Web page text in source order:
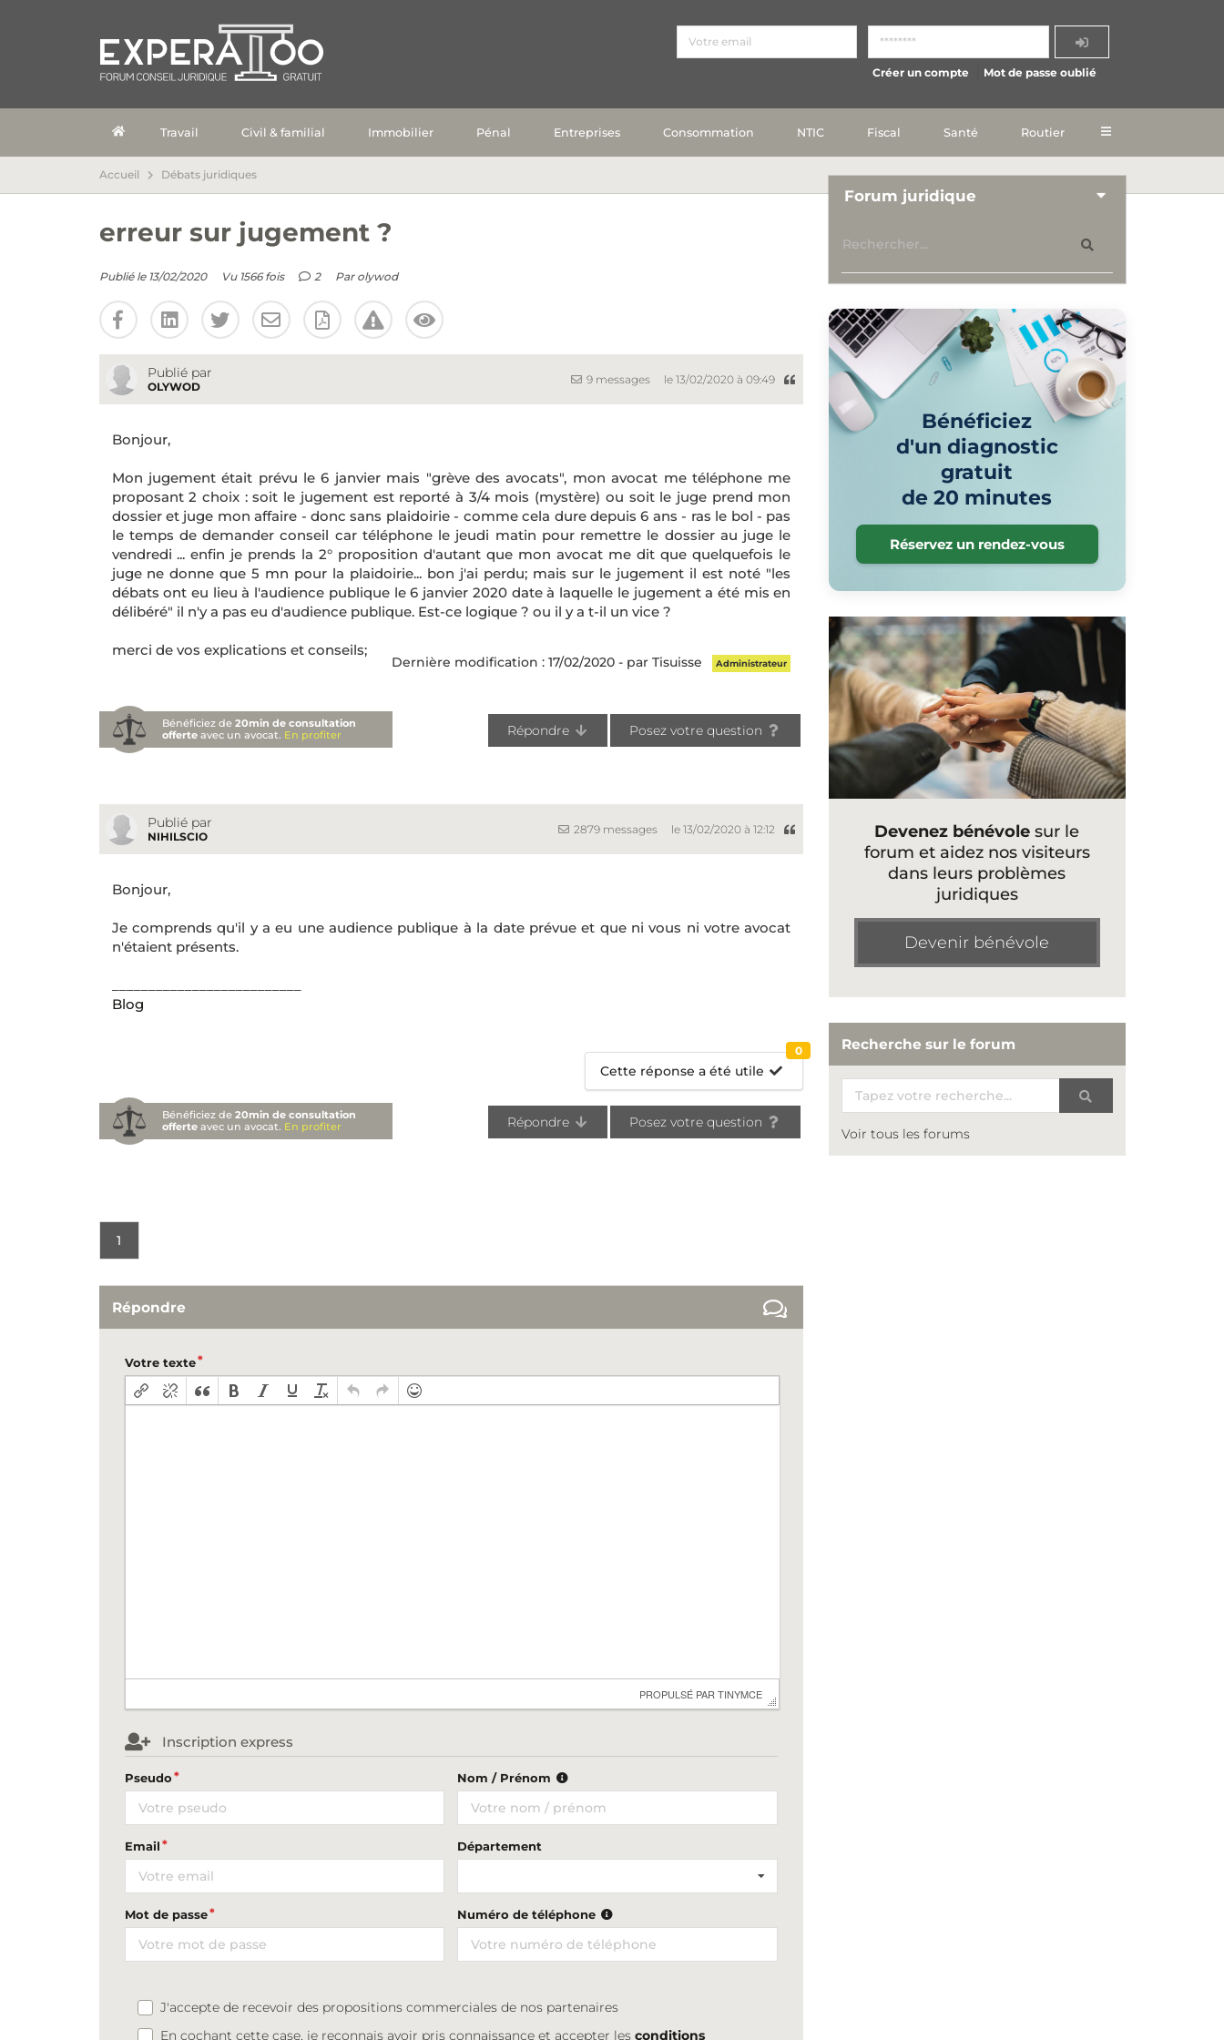
Créer un compte Mot de passe oublié
Travail Civil & familial Immobilier Pénal Entreprises Consommation NTIC Fiscal Santé Routier
Accueil Débats juridiques
erreur sur jugement ?
Publié le 13/02/2020 Vu 1566 fois 2 Par olywod
Publié par
OLYWOD
9 messages le 13/02/2020 à 09:49
Bonjour,
Mon jugement était prévu le 6 janvier mais "grève des avocats", mon avocat me téléphone me
proposant 2 choix : soit le jugement est reporté à 3/4 mois (mystère) ou soit le juge prend mon
dossier et juge mon affaire - donc sans plaidoirie - comme cela dure depuis 6 ans - ras le bol - pas
le temps de demander conseil car téléphone le jeudi matin pour remettre le dossier au juge le
vendredi ... enfin je prends la 2° proposition d'autant que mon avocat me dit que quelquefois le
juge ne donne que 5 mn pour la plaidoirie... bon j'ai perdu; mais sur le jugement il est noté "les
débats ont eu lieu à l'audience publique le 6 janvier 2020 date à laquelle le jugement a été mis en
délibéré" il n'y a pas eu d'audience publique. Est-ce logique ? ou il y a t-il un vice ?
merci de vos explications et conseils;
Dernière modification : 17/02/2020 - par Tisuisse Administrateur
Bénéficiez de20min de consultation
offerte avec un avocat. En profiter Répondre Posez votre question
Publié par
NIHILSCIO
2879 messages le 13/02/2020 à 12:12
Bonjour,
Je comprends qu'il y a eu une audience publique à la date prévue et que ni vous ni votre avocat
n'étaient présents.
Blog
Cette réponse a été utile
0
Bénéficiez de20min de consultation
offerte avec un avocat. En profiter Répondre Posez votre question
1
Répondre
Votre texte
PROPULSÉ PAR TINYMCE
Inscription express
Pseudo Nom / Prénom
Email Département
Mot de passe Numéro de téléphone
J'accepte de recevoir des propositions commerciales de nos partenaires
En cochant cette case, je reconnais avoir pris connaissance et accepter lesconditions
Forum juridique
Bénéficiez
d'un diagnostic
gratuit
de 20 minutes
Réservez un rendez-vous
Devenez bénévole sur le
forum et aidez nos visiteurs
dans leurs problèmes
juridiques
Devenir bénévole
Recherche sur le forum
Voir tous les forums